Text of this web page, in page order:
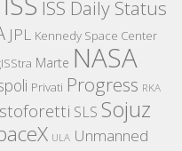
ISS Daily Status
JPL Kennedy Space Center
Marte NASA
Privati Progress RKA
SLS Sojuz
ULA Unmanned